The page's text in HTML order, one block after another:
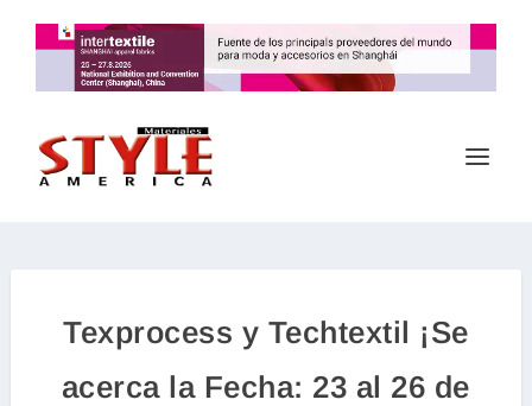
Texprocess y Techtextil ¡Se
acerca la Fecha: 23 al 26 de